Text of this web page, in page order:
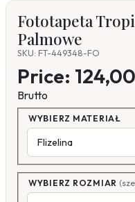
Fototapeta
Palmowe
SKU: FT-449348-FO
Price:
Brutto
WYBIERZ MATERIAŁ
WYBIERZ ROZMIAR